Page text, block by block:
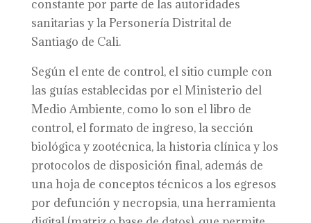
constante por parte de las autoridades
sanitarias y la Personería Distrital de
Santiago de Cali.
Según el ente de control, el sitio cumple con
las guías establecidas por el Ministerio del
Medio Ambiente, como lo son el libro de
control, el formato de ingreso, la sección
biológica y zootécnica, la historia clínica y los
protocolos de disposición final, además de
una hoja de conceptos técnicos a los egresos
por defunción y necropsia, una herramienta